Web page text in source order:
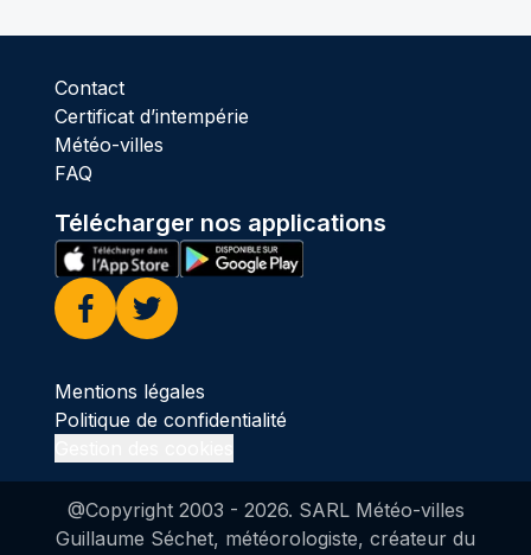
Contact
Certificat d’intempérie
Météo-villes
FAQ
Télécharger nos applications
Facebook
Twitter
Mentions légales
Politique de confidentialité
@Copyright 2003 - 2026. SARL Météo-villes
Guillaume Séchet, météorologiste, créateur du